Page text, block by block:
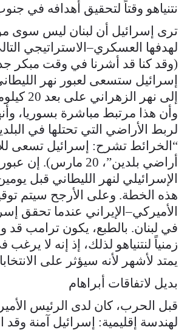
نتنياهو وقتاً لتحقيق أهدافه في
ترى إسرائيل أن لبنان ليس سوى
لهدفها العسكري–الاستراتيجي
(وقد كنا قد أشرنا في وقت مبكر
إسرائيل ستسعى لعبور نهر
إلى نهر
وأن هذا مرتبط مباشرة بسوريا،
لربط الأراضي التي تحتلها في
“الخرائط تشرح: إسرائيل تسعى
أراضي بلدين”، 20 مارس).
الإسرائيلي لنهر الليطاني قبل
هذه الخطة. وعلى الأرجح سيتم
الأميركي–الإيراني عندما تحقق
في لبنان. بالطبع، يكون ترامب
زمنياً لنتنياهو لذلك، إذ إنه لا يرغب
يمتد لأشهر لأنه سيؤثر على
بديل لاتفاقات أبراهام
قبل الحرب، كان لدى الرئيس
لهندسة إقليمية: إسرائيل آمنة